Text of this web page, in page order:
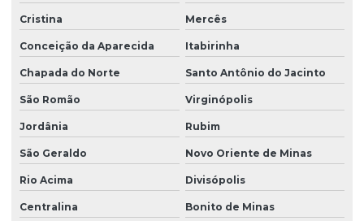
Cristina Mercês
Conceição da Aparecida Itabirinha
Chapada do Norte Santo Antônio do Jacinto
São Romão Virginópolis
Jordânia Rubim
São Geraldo Novo Oriente de Minas
Rio Acima Divisópolis
Centralina Bonito de Minas